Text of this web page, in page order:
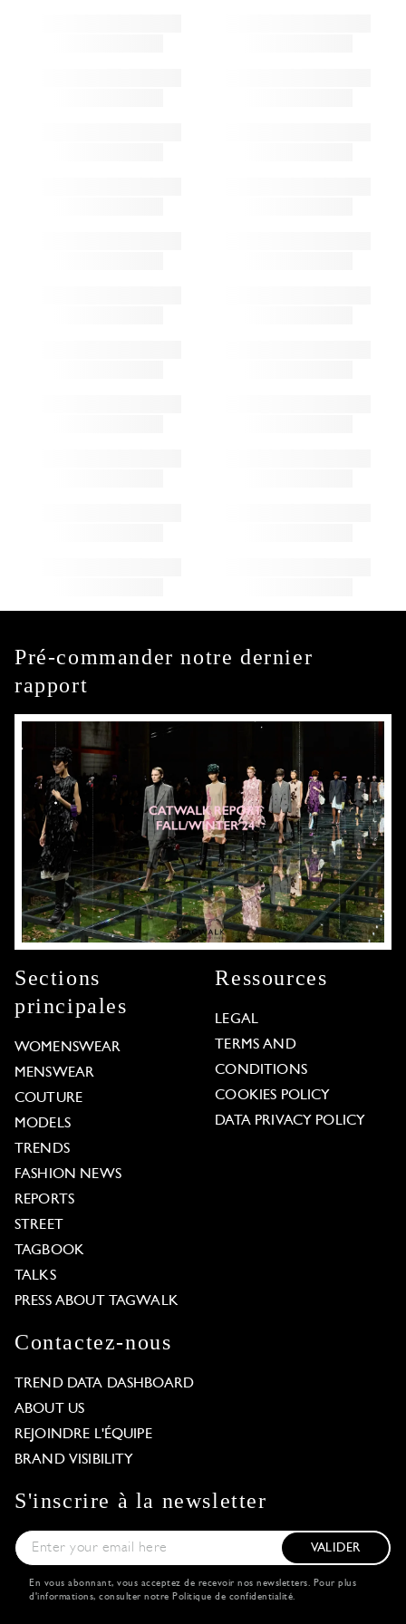
Pré-commander notre dernier
rapport
Sections
principales
WOMENSWEAR
MENSWEAR
COUTURE
MODELS
TRENDS
FASHION NEWS
REPORTS
STREET
TAGBOOK
TALKS
PRESS ABOUT TAGWALK
Ressources
LEGAL
TERMS AND
CONDITIONS
COOKIES POLICY
DATA PRIVACY POLICY
Contactez-nous
TREND DATA DASHBOARD
ABOUT US
REJOINDRE L'ÉQUIPE
BRAND VISIBILITY
S'inscrire à la newsletter
VALIDER
En vous abonnant, vous acceptez de recevoir nos newsletters. Pour plus
d'informations, consulter notre Politique de confidentialité.